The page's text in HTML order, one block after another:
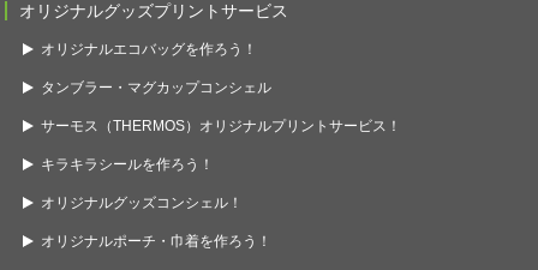
オリジナルグッズプリントサービス
オリジナルエコバッグを作ろう！
タンブラー・マグカップコンシェル
サーモス（THERMOS）オリジナルプリントサービス！
キラキラシールを作ろう！
オリジナルグッズコンシェル！
オリジナルポーチ・巾着を作ろう！